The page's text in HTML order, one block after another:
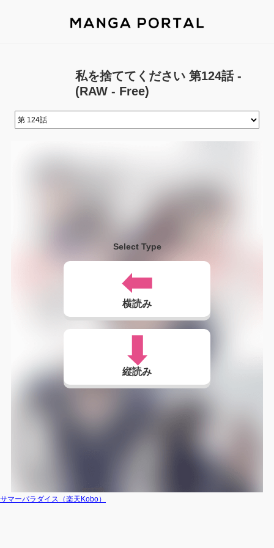
私を捨ててください 第124話 -
(RAW - Free)
Select Type
横読み
縦読み
サマーパラダイス（楽天Kobo）